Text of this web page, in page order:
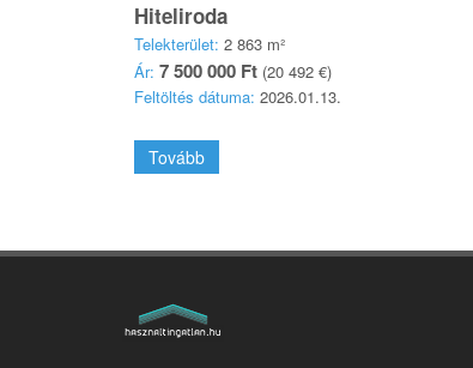
Hiteliroda
Telekterület: 2 863 m²
Ár: 7 500 000 Ft (20 492 €)
Feltöltés dátuma: 2026.01.13.
Tovább